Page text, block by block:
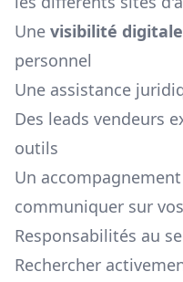
Une visibilité digitale
personnel
Une assistance
Des leads vendeurs
outils
Un
communiquer sur
Responsabilités au
Rechercher